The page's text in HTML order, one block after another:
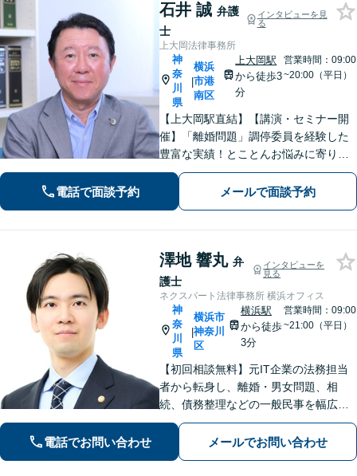
石井 誠 弁護
士
インタビューを見
る
上大岡法律事務所
神
奈
川
県
|
横浜
市港
南区
上大岡駅
から徒歩3
分
営業時間：09:00
~20:00（平日）
【上大岡駅直結】【講演・セミナー開
催】「離婚問題」調停委員を経験した
豊富な実績！とことんお悩みに寄り添
います！「交通事故」医学的知見・保
険制度の知識を活かしたトータルサポ
ートを実現【完全個室対応／子連れ相
電話で面談予約 メールで面談予約
澤地 響丸 弁
護士
インタビューを
見る
ネクスパート法律事務所 横浜オフィス
神
奈
川
県
|
横浜市
神奈川
区
横浜駅
から徒歩
3分
営業時間：09:00
~21:00（平日）
【初回相談無料】元IT企業の法務担当
者から転身し、離婚・男女問題、相
続、債務整理などの一般民事を幅広く
対応。豊富な経験から得た徹底的なリ
サーチ力と多角的なアプローチで、ス
ピーディな解決を目指します！【電話
電話でお問い合わせ メールでお問い合わせ